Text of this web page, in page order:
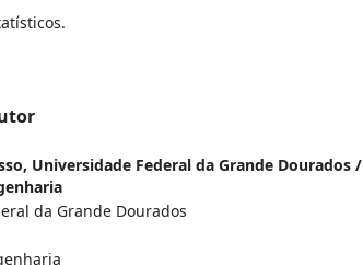
Universidade Federal da Grande Dourados /
da Grande Dourados